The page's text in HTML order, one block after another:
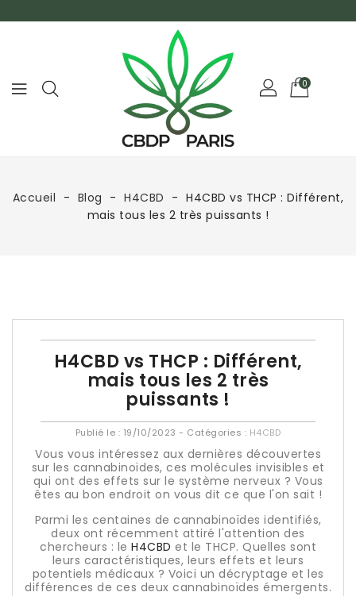
0
Accueil Blog H4CBD
H4CBD vs THCP : Différent,
mais tous les 2 très puissants !
H4CBD vs THCP : Différent,
mais tous les 2 très
puissants !
Publié le : 19/10/2023 - Catégories : H4CBD
Vous vous intéressez aux dernières découvertes
sur les cannabinoïdes, ces molécules invisibles et
qui ont des effets sur le système nerveux ? Vous
êtes au bon endroit on vous dit ce que l'on sait !
Parmi les centaines de cannabinoïdes identifiés,
deux ont récemment attiré l'attention des
chercheurs : le H4CBD et le THCP. Quelles sont
leurs caractéristiques, leurs effets et leurs
potentiels médicaux ? Voici un décryptage et les
différences de ces deux cannabinoïdes émergents.